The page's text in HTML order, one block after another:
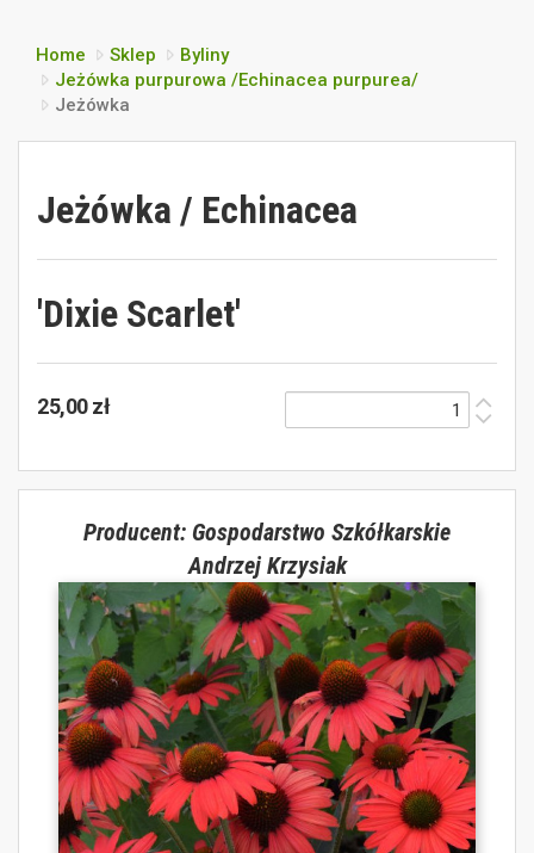
Home Sklep
Byliny
Jeżówka purpurowa /Echinacea purpurea/
Jeżówka
Jeżówka / Echinacea
'Dixie Scarlet'
25,00 zł
Producent: Gospodarstwo Szkółkarskie
Andrzej Krzysiak